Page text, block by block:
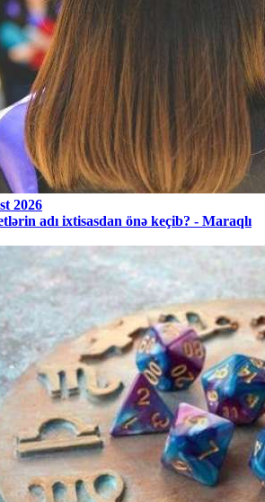
2026
adı ixtisasdan önə keçib? - Maraqlı